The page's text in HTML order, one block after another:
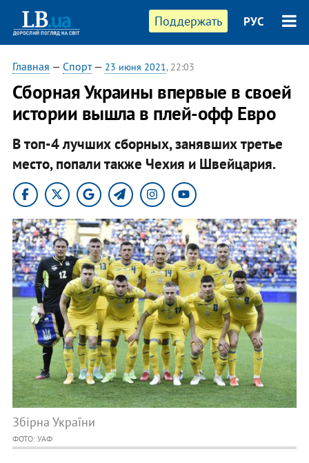
Поддержать РУС
Главная — Спорт— 23 июня 2021, 22:03
Сборная Украины впервые в своей
истории вышла в плей-офф Евро
В топ-4 лучших сборных, занявших третье
место, попали также Чехия и Швейцария.
Збірна України
ФОТО: УАФ